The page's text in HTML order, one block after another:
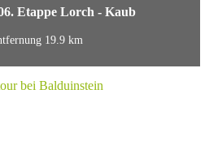
Etappe Lorch - Kaub
19.9 km